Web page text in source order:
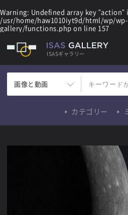
Warning: Undefined array key "action"
/usr/home/haw1010iyt9d/html/wp/
gallery/functions.php on line 157
ISASギャラリー
画像と動画
カテゴリー